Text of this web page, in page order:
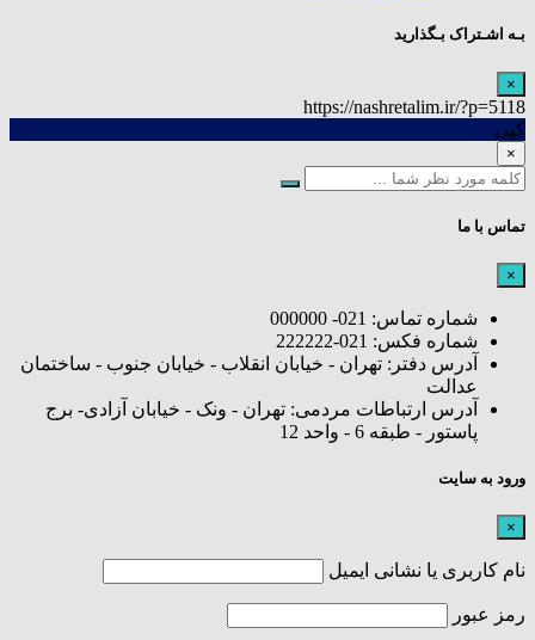
بـه اشـتراک بـگذارید
×
https://nashretalim.ir/?p=5118
کپی
×
تماس با ما
×
شماره تماس: 021- 000000
شماره فکس: 021-222222
آدرس دفتر: تهران - خیابان انقلاب - خیابان جنوب - ساختمان
عدالت
آدرس ارتباطات مردمی: تهران - ونک - خیابان آزادی- برج
پاستور - طبقه 6 - واحد 12
ورود به سایت
×
نام کاربری یا نشانی ایمیل
رمز عبور